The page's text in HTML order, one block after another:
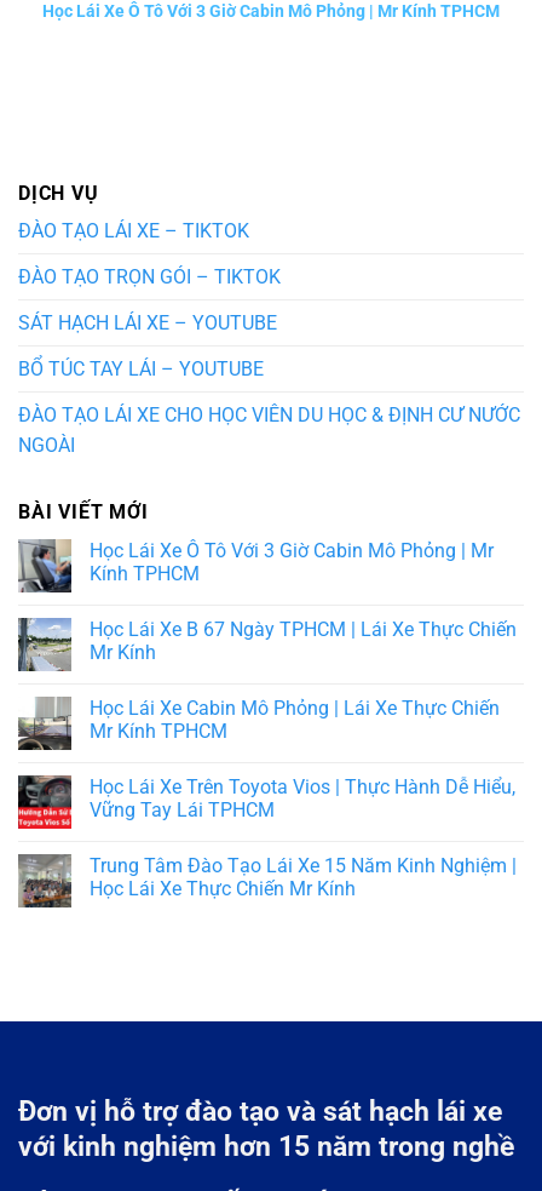
Học Lái Xe Ô Tô Với 3 Giờ Cabin Mô Phỏng | Mr Kính TPHCM
DỊCH VỤ
ĐÀO TẠO LÁI XE – TIKTOK
ĐÀO TẠO TRỌN GÓI – TIKTOK
SÁT HẠCH LÁI XE – YOUTUBE
BỔ TÚC TAY LÁI – YOUTUBE
ĐÀO TẠO LÁI XE CHO HỌC VIÊN DU HỌC & ĐỊNH CƯ NƯỚC
NGOÀI
BÀI VIẾT MỚI
Học Lái Xe Ô Tô Với 3 Giờ Cabin Mô Phỏng | Mr
Kính TPHCM
Học Lái Xe B 67 Ngày TPHCM | Lái Xe Thực Chiến
Mr Kính
Học Lái Xe Cabin Mô Phỏng | Lái Xe Thực Chiến
Mr Kính TPHCM
Học Lái Xe Trên Toyota Vios | Thực Hành Dễ Hiểu,
Vững Tay Lái TPHCM
Trung Tâm Đào Tạo Lái Xe 15 Năm Kinh Nghiệm |
Học Lái Xe Thực Chiến Mr Kính
Đơn vị hỗ trợ đào tạo và sát hạch lái xe
với kinh nghiệm hơn 15 năm trong nghề